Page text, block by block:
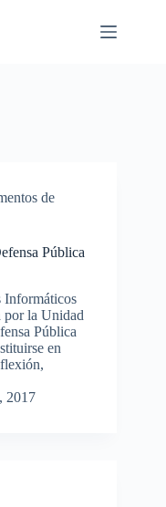
de
Pública
Informáticos
por la Unidad
Pública
en
2017